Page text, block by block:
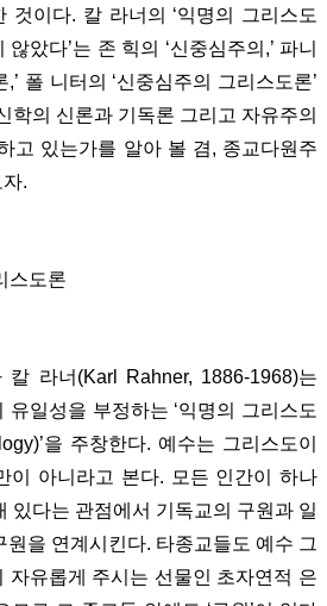
것이다. 칼 라너의 ‘익명의 그리스도
않았다’는 존 힉의 ‘신중심주의,’ 파니
폴 니터의 ‘신중심주의 그리스도론’
학의 신론과 기독론 그리고 자유주의
고 있는가를 알아 볼 겸, 종교다원주
.
스도론
칼 라너(Karl Rahner, 1886-1968)는
유일성을 부정하는 ‘익명의 그리스도
을 주창한다. 예수는 그리스도이
이 아니라고 본다. 모든 인간이 하나
있다는 관점에서 기독교의 구원과 일
원을 연계시킨다. 타종교들도 예수 그
자유롭게 주시는 선물인 초자연적 은